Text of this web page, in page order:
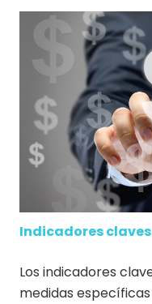
Indicadores
Los indicadores
medidas